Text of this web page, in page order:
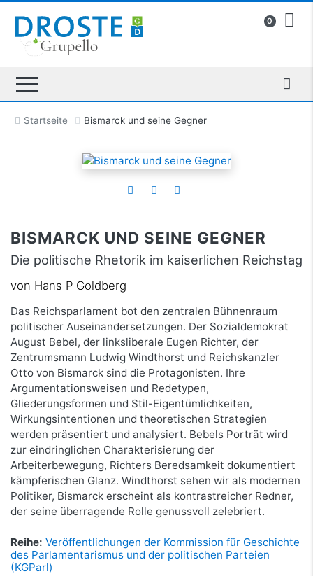
0
Startseite Bismarck und seine Gegner
BISMARCK UND SEINE GEGNER
Die politische Rhetorik im kaiserlichen Reichstag
von Hans P Goldberg
Das Reichsparlament bot den zentralen Bühnenraum
politischer Auseinandersetzungen. Der Sozialdemokrat
August Bebel, der linksliberale Eugen Richter, der
Zentrumsmann Ludwig Windthorst und Reichskanzler
Otto von Bismarck sind die Protagonisten. Ihre
Argumentationsweisen und Redetypen,
Gliederungsformen und Stil-Eigentümlichkeiten,
Wirkungsintentionen und theoretischen Strategien
werden präsentiert und analysiert. Bebels Porträt wird
zur eindringlichen Charakterisierung der
Arbeiterbewegung, Richters Beredsamkeit dokumentiert
kämpferischen Glanz. Windthorst sehen wir als modernen
Politiker, Bismarck erscheint als kontrastreicher Redner,
der seine überragende Rolle genussvoll zelebriert.
Reihe: Veröffentlichungen der Kommission für Geschichte
des Parlamentarismus und der politischen Parteien
(KGParl)